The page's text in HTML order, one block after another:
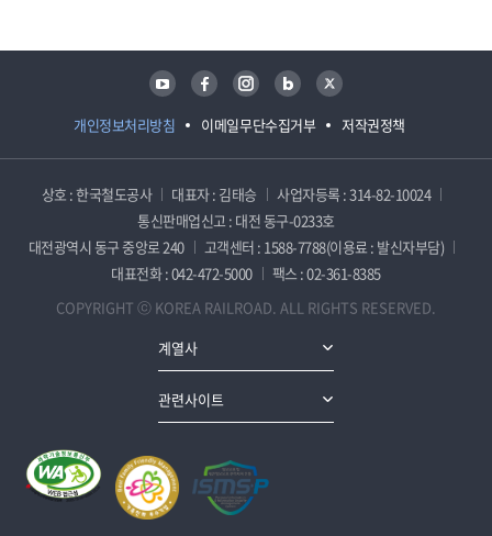
개인정보처리방침 이메일무단수집거부 저작권정책
유튜브 페이스북 인스타그램 블로그 트위터
상호 : 한국철도공사 대표자 : 김태승
사업자등록 : 314-82-10024
통신판매업신고 : 대전 동구-0233호
대전광역시 동구 중앙로 240
고객센터 : 1588-7788(이용료 : 발신자부담)
대표전화 : 042-472-5000
팩스 : 02-361-8385
COPYRIGHT ⓒ KOREA RAILROAD. ALL RIGHTS RESERVED.
계열사
관련사이트